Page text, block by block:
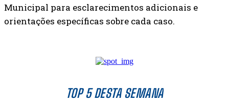
TOP 5 DESTA SEMANA
Municipal para esclarecimentos adicionais e
orientações específicas sobre cada caso.